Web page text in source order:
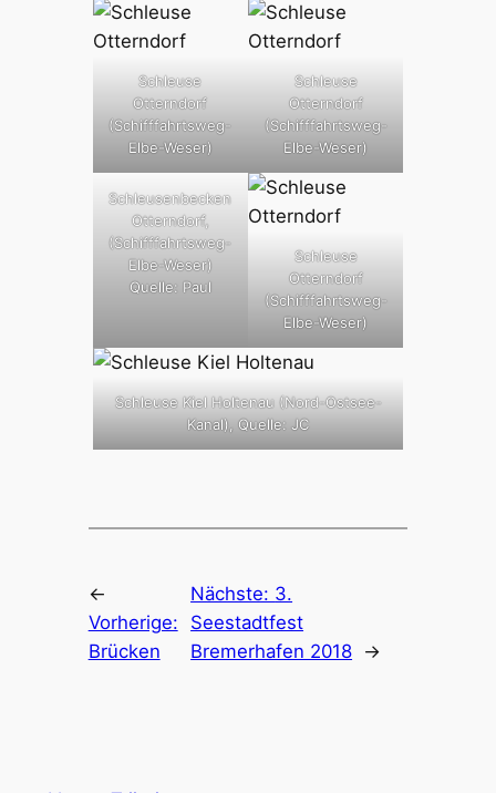
Schleuse
Otterndorf
(Schifffahrtsweg-
Elbe-Weser)
Schleuse
Otterndorf
(Schifffahrtsweg-
Elbe-Weser)
Schleusenbecken
Otterndorf,
(Schifffahrtsweg-
Elbe-Weser)
Quelle: Paul
Schleuse
Otterndorf
(Schifffahrtsweg-
Elbe-Weser)
Schleuse Kiel Holtenau (Nord-Ostsee-
Kanal), Quelle: JC
←
Vorherige:
Brücken
Nächste: 3.
Seestadtfest
Bremerhafen 2018 →